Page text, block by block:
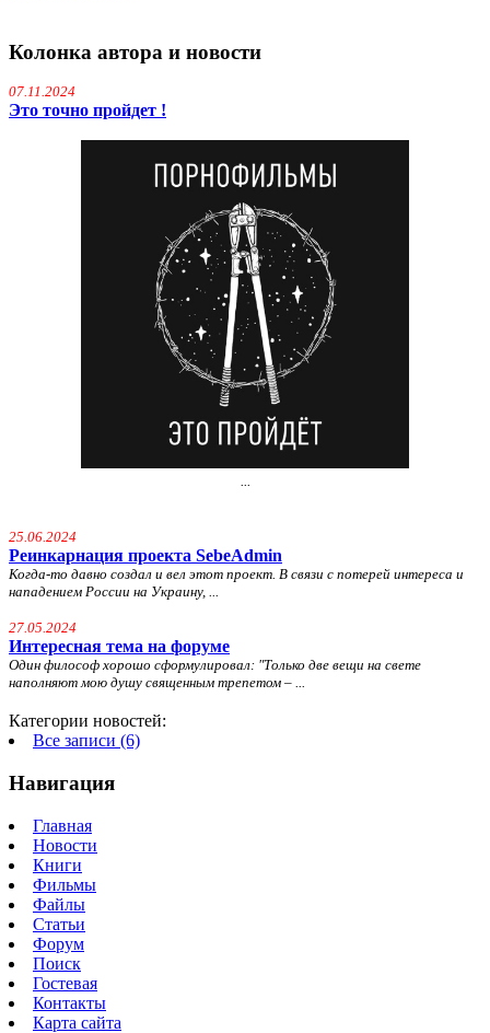
Колонка автора и новости
07.11.2024
Это точно пройдет !
...
25.06.2024
Реинкарнация проекта SebeAdmin
Когда-то давно создал и вел этот проект. В связи с потерей интереса и
нападением России на Украину, ...
27.05.2024
Интересная тема на форуме
Один философ хорошо сформулировал: "Только две вещи на свете
наполняют мою душу священным трепетом – ...
Категории новостей:
Все записи (6)
Навигация
Главная
Новости
Книги
Фильмы
Файлы
Статьи
Форум
Поиск
Гостевая
Контакты
Карта сайта